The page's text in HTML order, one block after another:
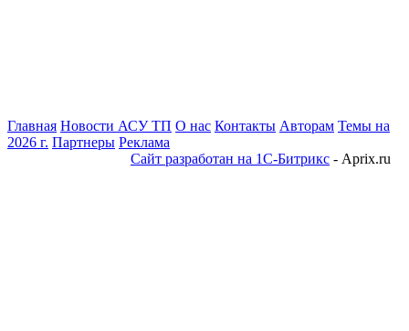
Главная Новости АСУ ТП О нас Контакты Авторам Темы на
2026 г. Партнеры Реклама
Сайт разработан на 1С-Битрикс - Aprix.ru